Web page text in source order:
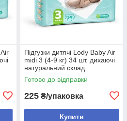
Підгузки дитячі Lody Baby Air
midi 3 (4-9 кг) 34 шт. дихаючі
натуральний склад
Готово до відправки
225 ₴/упаковка
Купити